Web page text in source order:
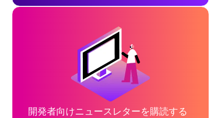
開発者向けニュースレターを購読する